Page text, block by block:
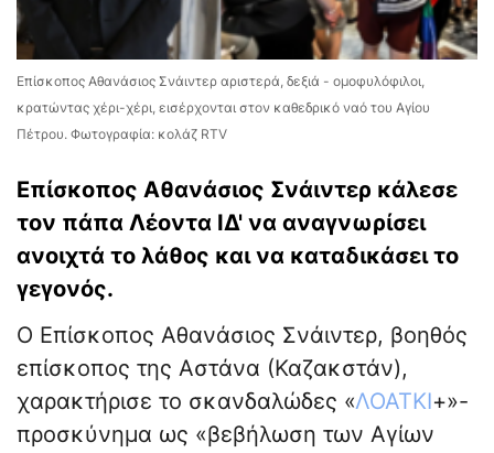
Επίσκοπος Αθανάσιος Σνάιντερ αριστερά, δεξιά - ομοφυλόφιλοι,
κρατώντας χέρι-χέρι, εισέρχονται στον καθεδρικό ναό του Αγίου
Πέτρου. Φωτογραφία: κολάζ RTV
Επίσκοπος Αθανάσιος Σνάιντερ κάλεσε
τον πάπα Λέοντα ΙΔ' να αναγνωρίσει
ανοιχτά το λάθος και να καταδικάσει το
γεγονός.
Ο Επίσκοπος Αθανάσιος Σνάιντερ, βοηθός
επίσκοπος της Αστάνα (Καζακστάν),
χαρακτήρισε το σκανδαλώδες «ΛΟΑΤΚΙ+»-
προσκύνημα ως «βεβήλωση των Αγίων